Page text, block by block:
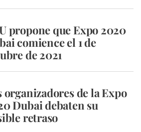
propone que Expo 2020
comience el 1 de
de 2021
organizadores de la Expo
Dubai debaten su
retraso